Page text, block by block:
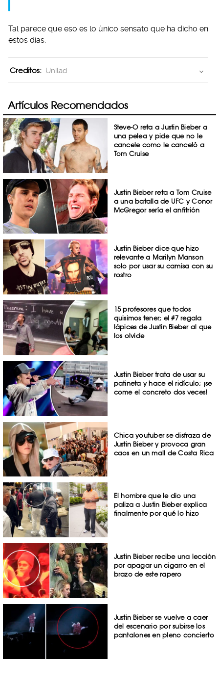
Tal parece que eso es lo único sensato que ha dicho en
estos días.
Creditos: Unilad
Artículos Recomendados
Steve-O reta a Justin Bieber a
una pelea y pide que no le
cancele como le canceló a
Tom Cruise
Justin Bieber reta a Tom Cruise
a una batalla de UFC y Conor
McGregor sería el anfitrión
Justin Bieber dice que hizo
relevante a Marilyn Manson
solo por usar su camisa con su
rostro
15 profesores que todos
quisimos tener; el #7 regala
lápices de Justin Bieber al que
los olvide
Justin Bieber trata de usar su
patineta y hace el ridículo; ¡se
come el concreto dos veces!
Chica youtuber se disfraza de
Justin Bieber y provoca gran
caos en un mall de Costa Rica
El hombre que le dio una
paliza a Justin Bieber explica
finalmente por qué lo hizo
Justin Bieber recibe una lección
por apagar un cigarro en el
brazo de este rapero
Justin Bieber se vuelve a caer
del escenario por subirse los
pantalones en pleno concierto